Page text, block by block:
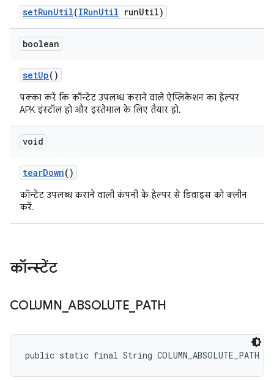
setRunUtil(IRunUtil runUtil)
boolean
setUp()
पक्का करें कि कॉन्टेंट उपलब्ध कराने वाले ऐप्लिकेशन का हेल्पर
APK इंस्टॉल हो और इस्तेमाल के लिए तैयार हो.
void
tearDown()
कॉन्टेंट उपलब्ध कराने वाली कंपनी के हेल्पर से डिवाइस को क्लीन
करें.
कॉन्स्टेंट
COLUMN _ABSOLUTE PATH
public static final String COLUMN_ABSOLUTE_PATH